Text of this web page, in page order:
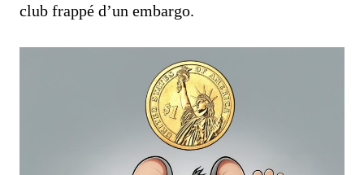
club frappé d’un embargo.